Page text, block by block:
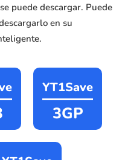
puede descargar. Puede
en su
YT1Save
3GP